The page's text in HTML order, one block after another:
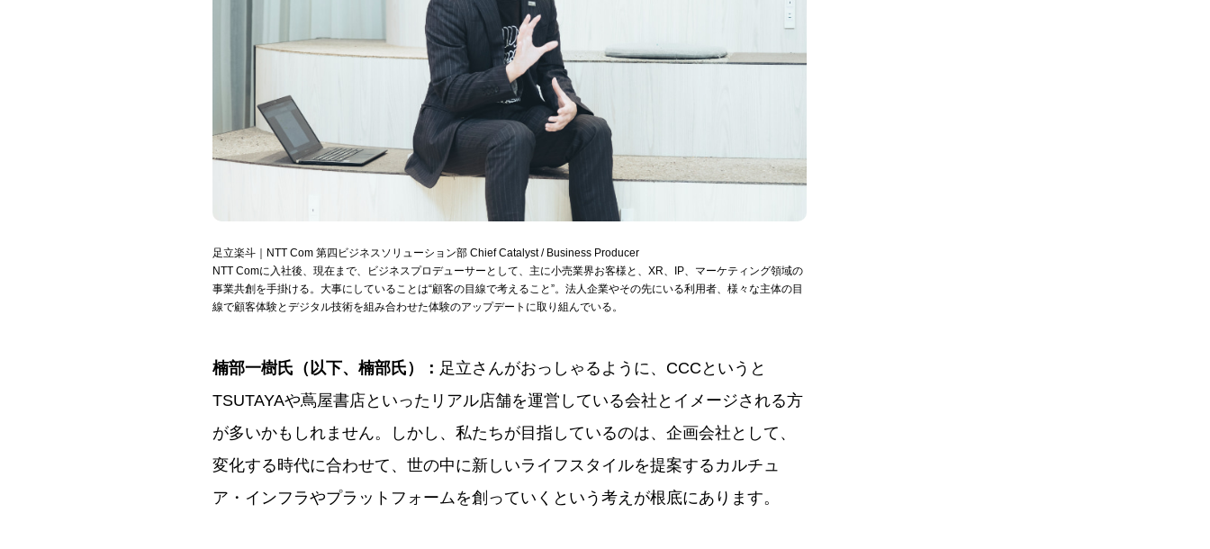
足立楽斗｜NTT Com 第四ビジネスソリューション部 Chief Catalyst / Business Producer
NTT Comに入社後、現在まで、ビジネスプロデューサーとして、主に小売業界お客様と、XR、IP、マーケティング領域の
事業共創を手掛ける。大事にしていることは“顧客の目線で考えること”。法人企業やその先にいる利用者、様々な主体の目
線で顧客体験とデジタル技術を組み合わせた体験のアップデートに取り組んでいる。
楠部一樹氏（以下、楠部氏）： 足立さんがおっしゃるように、CCCというと
TSUTAYAや蔦屋書店といったリアル店舗を運営している会社とイメージされる方
が多いかもしれません。しかし、私たちが目指しているのは、企画会社として、
変化する時代に合わせて、世の中に新しいライフスタイルを提案するカルチュ
ア・インフラやプラットフォームを創っていくという考えが根底にあります。